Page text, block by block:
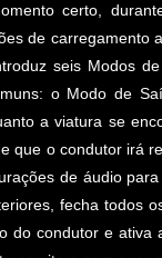
certo,
de carregamento
seis Modos
o Modo de
a viatura se
que o condutor irá
de áudio
fecha todos
do condutor e